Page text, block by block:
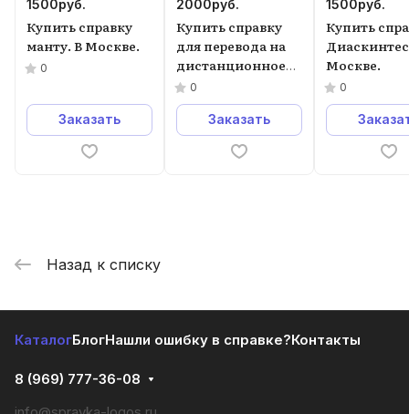
1500руб.
Купить справку
манту. В Москве.
0
Заказать
2000руб.
Купить справку
для перевода на
дистанционное
обучение в
Москве.
0
Заказать
1500руб.
Купить
Москве.
0
Назад к списку
КаталогБлогНашли ошибку в справке?Контакты
8 (969) 777-36-08